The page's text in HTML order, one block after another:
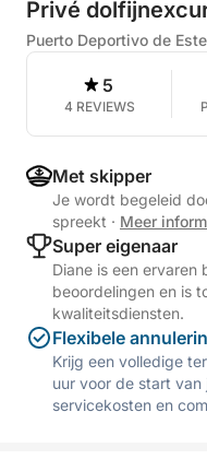
Privé
Puerto Deportivo de
5
4 REVIEWS
Met skipper
Je wordt begeleid
spreekt · Meer
Super eigenaar
Diane is een
beoordelingen en is
kwaliteitsdiensten.
Flexibele
Krijg een volledige
uur voor de start
servicekosten en